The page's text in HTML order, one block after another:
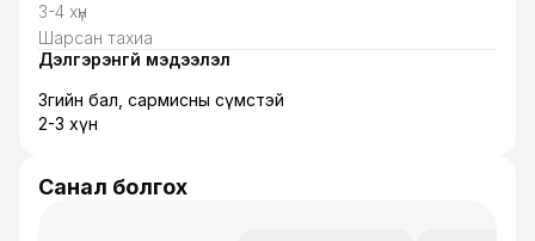
3-4 хүн
Шарсан тахиа
Дэлгэрэнгүй мэдээлэл
Зөгийн бал, сармисны сүмстэй
2-3 хүн
Санал болгох